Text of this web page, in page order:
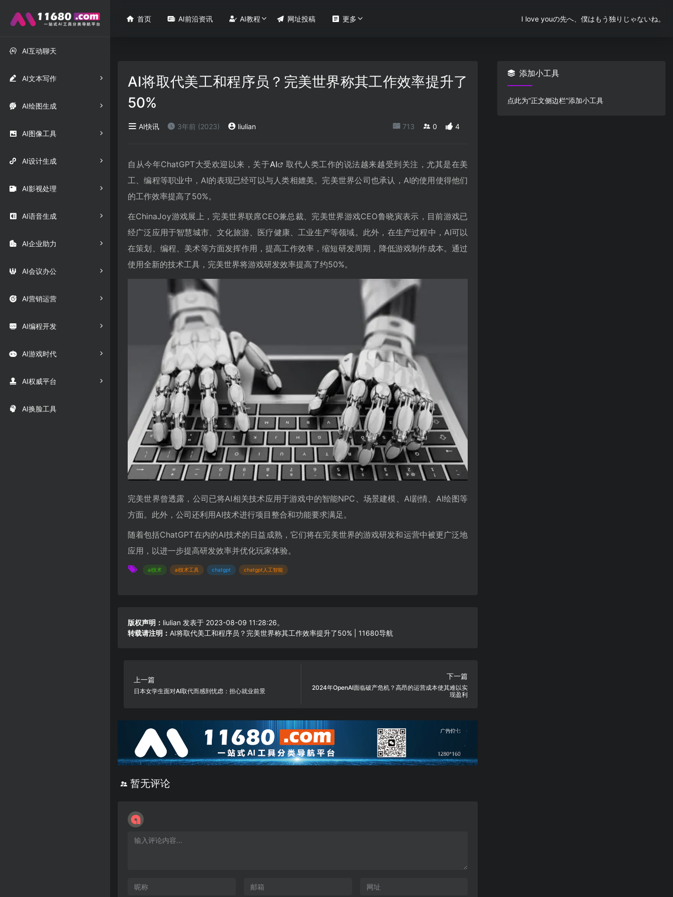
 AI互动聊天
 AI文本写作
 AI绘图生成
 AI图像工具
 AI设计生成
 AI影视处理
 AI语音生成
 AI企业助力
 AI会议办公
 AI营销运营
 AI编程开发
 AI游戏时代
 AI权威平台
 AI换脸工具
 首页  AI前沿资讯  AI教程  网址投稿  更多 I love youの先へ、僕はもう独りじゃないね。
AI将取代美工和程序员？完美世界称其工作效率提升了
50%
AI快讯 3年前 (2023) liulian 713 0 4
自从今年ChatGPT大受欢迎以来，关于AI
取代人类工作的说法越来越受到关注，尤其是在美
工、编程等职业中，AI的表现已经可以与人类相媲美。完美世界公司也承认，AI的使用使得他们
的工作效率提高了50%。
在ChinaJoy游戏展上，完美世界联席CEO兼总裁、完美世界游戏CEO鲁晓寅表示，目前游戏已
经广泛应用于智慧城市、文化旅游、医疗健康、工业生产等领域。此外，在生产过程中，AI可以
在策划、编程、美术等方面发挥作用，提高工作效率，缩短研发周期，降低游戏制作成本。通过
使用全新的技术工具，完美世界将游戏研发效率提高了约50%。
完美世界曾透露，公司已将AI相关技术应用于游戏中的智能NPC、场景建模、AI剧情、AI绘图等
方面。此外，公司还利用AI技术进行项目整合和功能要求满足。
随着包括ChatGPT在内的AI技术的日益成熟，它们将在完美世界的游戏研发和运营中被更广泛地
应用，以进一步提高研发效率并优化玩家体验。
ai技术 ai技术工具 chatgpt chatgpt人工智能
版权声明： liulian 发表于 2023-08-09 11:28:26。
转载请注明： AI将取代美工和程序员？完美世界称其工作效率提升了50% | 11680导航
上一篇
日本女学生面对AI取代而感到忧虑：担心就业前景
下一篇
2024年OpenAI面临破产危机？高昂的运营成本使其难以实
现盈利
暂无评论
添加小工具
点此为“正文侧边栏”添加小工具